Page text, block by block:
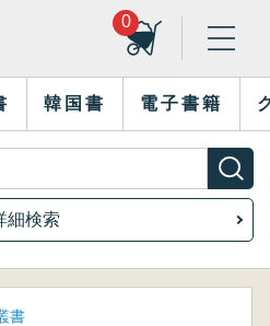
0
韓国書 電子書籍
細検索
書